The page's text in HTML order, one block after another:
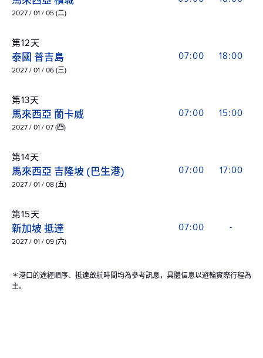
2027 / 01 / 05 (二)
第12天
泰國 普吉島
2027 / 01 / 06 (三)
07:00 18:00
第13天
馬來西亞 蘭卡威
2027 / 01 / 07 (四)
07:00 15:00
第14天
馬來西亞 吉隆坡 (巴生港)
2027 / 01 / 08 (五)
07:00 17:00
第15天
新加坡 抵達
2027 / 01 / 09 (六)
07:00 -
＊港口的途經順序、抵達啟航時間均為參考訊息，具體信息以遊輪實際行程為
主。